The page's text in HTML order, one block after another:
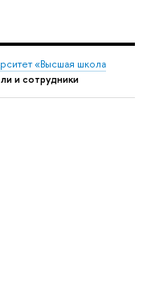
«Высшая школа
и сотрудники